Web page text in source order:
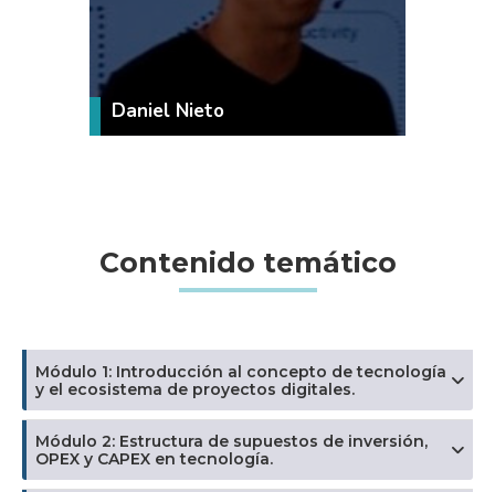
VER MÁS
Daniel Nieto
Contenido temático
Módulo 1: Introducción al concepto de tecnología
y el ecosistema de proyectos digitales.
Módulo 2: Estructura de supuestos de inversión,
OPEX y CAPEX en tecnología.